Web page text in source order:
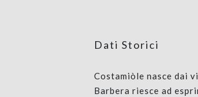
Dati Storici
Costamiòle nasce dai
Barbera riesce ad